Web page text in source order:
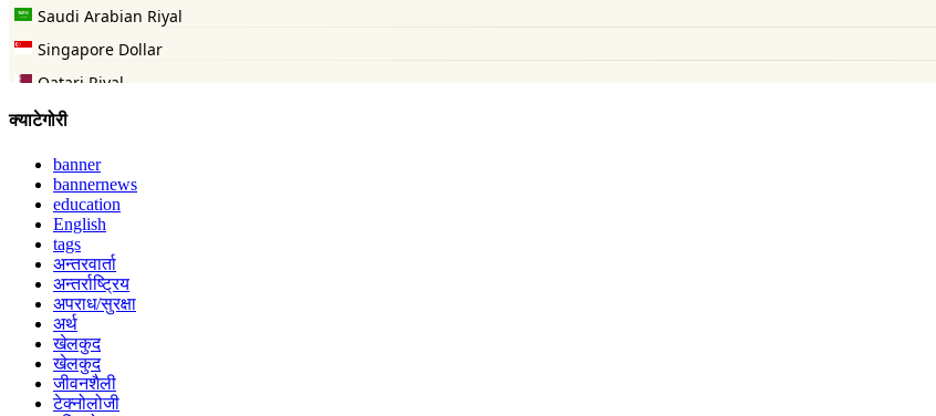
क्याटेगोरी
banner
bannernews
education
English
tags
अन्तरवार्ता
अन्तर्राष्ट्रिय
अपराध/सुरक्षा
अर्थ
खेलकुद
खेलकुद
जीवनशैली
टेक्नोलोजी